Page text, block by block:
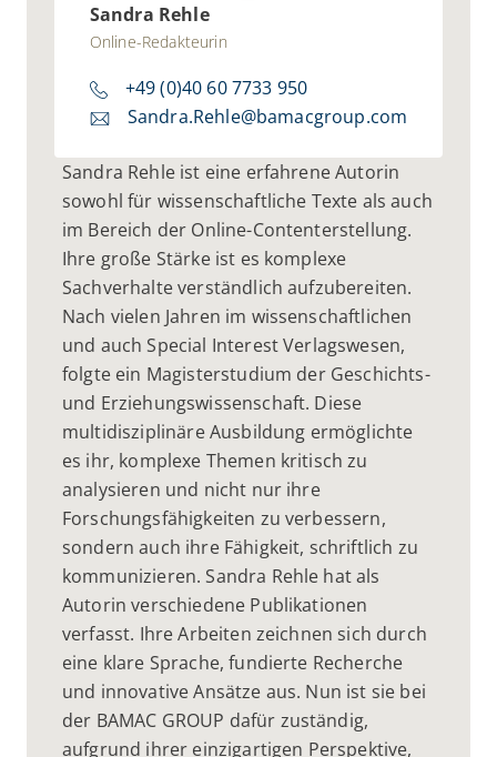
Sandra Rehle
Online-Redakteurin
+49 (0)40 60 7733 950
Sandra.Rehle@bamacgroup.com
Sandra Rehle ist eine erfahrene Autorin
sowohl für wissenschaftliche Texte als auch
im Bereich der Online-Contenterstellung.
Ihre große Stärke ist es komplexe
Sachverhalte verständlich aufzubereiten.
Nach vielen Jahren im wissenschaftlichen
und auch Special Interest Verlagswesen,
folgte ein Magisterstudium der Geschichts-
und Erziehungswissenschaft. Diese
multidisziplinäre Ausbildung ermöglichte
es ihr, komplexe Themen kritisch zu
analysieren und nicht nur ihre
Forschungsfähigkeiten zu verbessern,
sondern auch ihre Fähigkeit, schriftlich zu
kommunizieren. Sandra Rehle hat als
Autorin verschiedene Publikationen
verfasst. Ihre Arbeiten zeichnen sich durch
eine klare Sprache, fundierte Recherche
und innovative Ansätze aus. Nun ist sie bei
der BAMAC GROUP dafür zuständig,
aufgrund ihrer einzigartigen Perspektive,